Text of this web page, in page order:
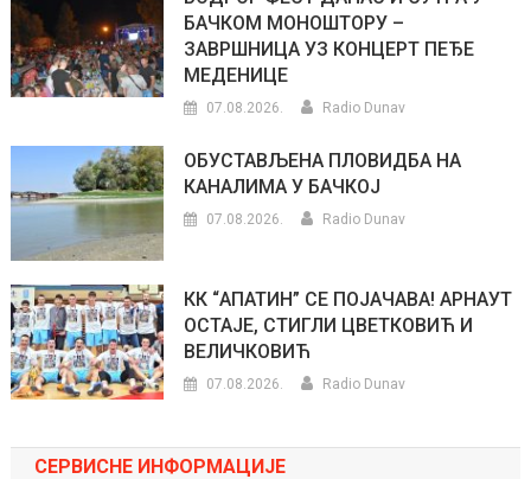
БАЧКОМ МОНОШТОРУ –
ЗАВРШНИЦА УЗ КОНЦЕРТ ПЕЂЕ
МЕДЕНИЦЕ
07.08.2026. Radio Dunav
ОБУСТАВЉЕНА ПЛОВИДБА НА
КАНАЛИМА У БАЧКОЈ
07.08.2026. Radio Dunav
КК “АПАТИН” СЕ ПОЈАЧАВА! АРНАУТ
ОСТАЈЕ, СТИГЛИ ЦВЕТКОВИЋ И
ВЕЛИЧКОВИЋ
07.08.2026. Radio Dunav
СЕРВИСНЕ ИНФОРМАЦИЈЕ